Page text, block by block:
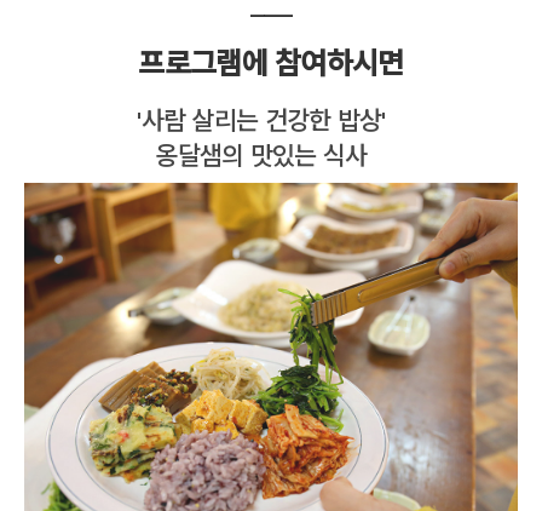
프로그램에 참여하시면
'사람 살리는 건강한 밥상'
옹달샘의 맛있는 식사